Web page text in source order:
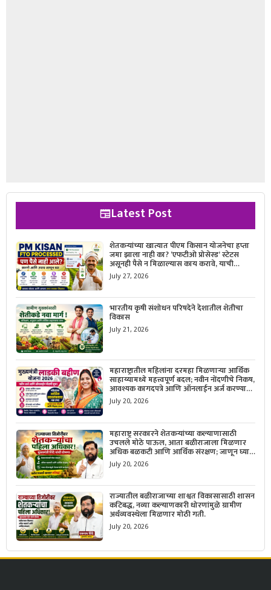
Latest Post
शेतकऱ्यांच्या खात्यात पीएम किसान योजनेचा हप्ता
जमा झाला नाही का? ‘एफटीओ प्रोसेस्ड’ स्टेटस
असूनही पैसे न मिळाल्यास काय करावे, याची
सविस्तर माहिती जाणून घ्या.
July 27, 2026
भारतीय कृषी संशोधन परिषदेने देशातील शेतीचा
विकास
July 21, 2026
महाराष्ट्रातील महिलांना दरमहा मिळणाऱ्या आर्थिक
साहाय्यामध्ये महत्त्वपूर्ण बदल; नवीन नोंदणीचे निकष,
आवश्यक कागदपत्रे आणि ऑनलाईन अर्ज करण्याची
सोपी प्रक्रिया जाणून घ्या.
July 20, 2026
महाराष्ट्र सरकारने शेतकऱ्यांच्या कल्याणासाठी
उचलले मोठे पाऊल, आता बळीराजाला मिळणार
अधिक बळकटी आणि आर्थिक संरक्षण; जाणून घ्या
सरकारचा नवा संकल्प.
July 20, 2026
राज्यातील बळीराजाच्या शाश्वत विकासासाठी शासन
कटिबद्ध, नव्या कल्याणकारी धोरणांमुळे ग्रामीण
अर्थव्यवस्थेला मिळणार मोठी गती.
July 20, 2026